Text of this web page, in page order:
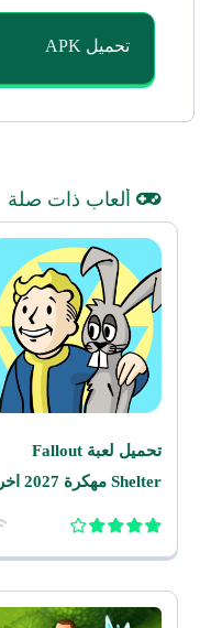
تحميل APK
ألعاب ذات صلة
تحميل لعبة Fallout
Shelter مهكرة 2027 اخر